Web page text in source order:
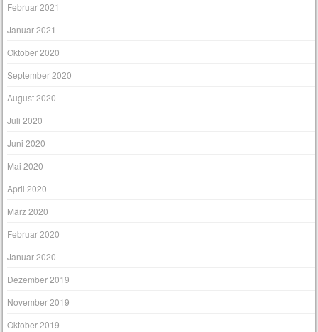
Februar 2021
Januar 2021
Oktober 2020
September 2020
August 2020
Juli 2020
Juni 2020
Mai 2020
April 2020
März 2020
Februar 2020
Januar 2020
Dezember 2019
November 2019
Oktober 2019